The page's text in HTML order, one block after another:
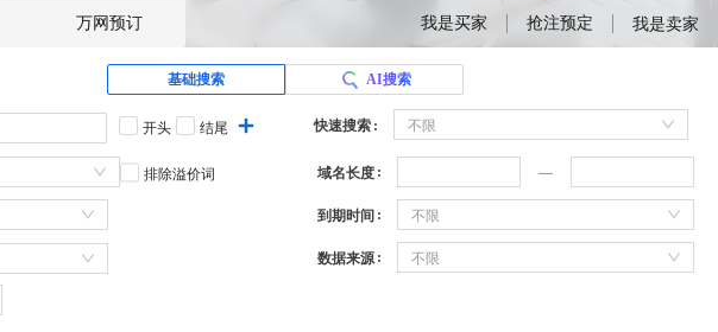
万网预订 我是买家 抢注预定 我是卖家
基础搜索 AI搜索
开头 结尾 快速搜索 不限
排除溢价词 域名长度
到期时间 不限
数据来源 不限